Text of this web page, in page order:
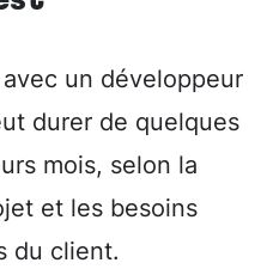
un développeur
durer de quelques
mois, selon la
et les besoins
du client.